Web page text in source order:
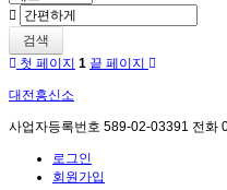
검색
첫 페이지 1 끝 페이지
대전흥신소
사업자등록번호 589-02-03391 전화
로그인
회원가입